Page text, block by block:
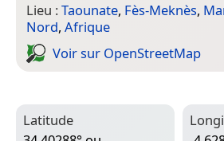
Lieu :Taounate, Fès-Meknès,
Nord, Afrique
Voir sur Open­Street­Map
Latitude